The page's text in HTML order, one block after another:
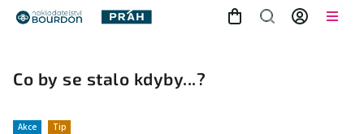
Co by se stalo kdyby...?
Akce Tip